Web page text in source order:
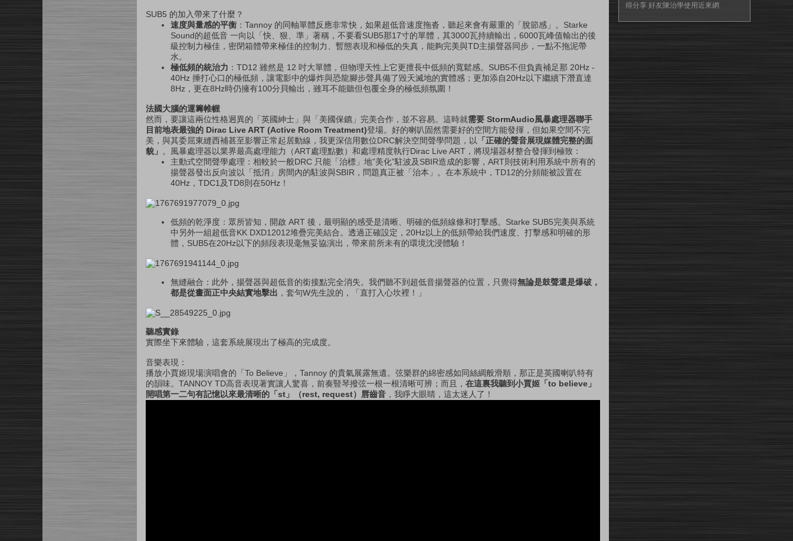
SUB5 的加入帶來了什麼？
速度與量感的平衡 ：Tannoy 的同軸單體反應非常快，如果超低音速度拖沓，聽起來會有嚴重的「脫節感」。Starke
Sound的超低音 一向以「快、狠、準」著稱，不要看SUB5那17寸的單體，其3000瓦持續輸出，6000瓦峰值輸出的後
級控制力極佳，密閉箱體帶來極佳的控制力、暫態表現和極低的失真，能夠完美與TD主揚聲器同步，一點不拖泥帶
水。
極低頻的統治力 ：TD12 雖然是 12 吋大單體，但物理天性上它更擅長中低頻的寬鬆感。SUB5不但負責補足那 20Hz -
40Hz 捶打心口的極低頻，讓電影中的爆炸與恐龍腳步聲具備了毀天滅地的實體感；更加添自20Hz以下繼續下潛直達
8Hz，更在8Hz時仍擁有100分貝輸出，雖耳不能聽但包覆全身的極低頻氛圍！
法國大腦的運籌帷幄
然而，要讓這兩位性格迥異的「英國紳士」與「美國保鑣」完美合作，並不容易。這時就需要 StormAudio風暴處理器聯手
目前地表最強的 Dirac Live ART (Active Room Treatment)登場。好的喇叭固然需要好的空間方能發揮，但如果空間不完
美，與其委屈東縫西補甚至影響正常起居動線，我更深信用數位DRC解決空間聲學問題，以
「正確的聲音展現媒體完整的面
貌」 。風暴處理器以業界最高處理能力（ART處理點數）和處理精度執行Dirac Live ART，將現場器材整合發揮到極致：
主動式空間聲學處理：相較於一般DRC 只能「治標」地”美化”駐波及SBIR造成的影響，ART則技術利用系統中所有的
揚聲器發出反向波以「抵消」房間內的駐波與SBIR，問題真正被「治本」。在本系統中，TD12的分頻能被設置在
40Hz，TDC1及TD8則在50Hz！
低頻的乾淨度：眾所皆知，開啟 ART 後，最明顯的感受是清晰、明確的低頻線條和打擊感。Starke SUB5完美與系統
中另外一組超低音KK DXD12012堆疊完美結合。透過正確設定，20Hz以上的低頻帶給我們速度、打擊感和明確的形
體，SUB5在20Hz以下的頻段表現毫無妥協演出，帶來前所未有的環境沈浸體驗！
無縫融合：此外，揚聲器與超低音的銜接點完全消失。我們聽不到超低音揚聲器的位置，只覺得無論是鼓聲還是爆破，
都是從畫面正中央結實地擊出 ，套句W先生說的，「直打入心坎裡！」
聽感實錄
實際坐下來體驗，這套系統展現出了極高的完成度。
音樂表現：
播放小賈姬現場演唱會的「To Believe」，Tannoy 的貴氣展露無遺。弦樂群的綿密感如同絲綢般滑順，那正是英國喇叭特有
的韻味。TANNOY TD高音表現著實讓人驚喜，前奏豎琴撥弦一根一根清晰可辨；而且， 在這裏我聽到小賈姬「to believe」
開唱第一二句有記憶以來最清晰的「st」（rest, request）唇齒音 ，我睜大眼睛，這太迷人了！
得分享 好友陳治學使用近來網